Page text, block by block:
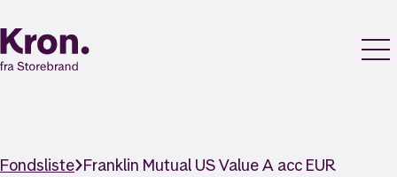
Fondsliste Franklin Mutual US Value A acc EUR